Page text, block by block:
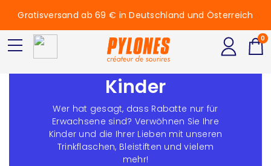
Ausverkauf -
Kinder
Wer hat gesagt, dass Rabatte nur für
Erwachsene sind? Verwöhnen Sie Ihre
Kinder und die Ihrer Lieben mit unseren
Trinkflaschen, Bleistiften und vielem
mehr!
Gratisversand ab 69 € in Deutschland und Österreich
0